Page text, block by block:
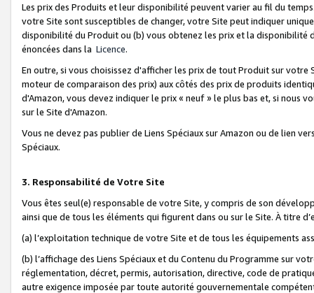
Les prix des Produits et leur disponibilité peuvent varier au fil du
votre Site sont susceptibles de changer, votre Site peut indiquer
disponibilité du Produit ou (b) vous obtenez les prix et la disponibilité
énoncées dans la Licence.
En outre, si vous choisissez d'afficher les prix de tout Produit sur
moteur de comparaison des prix) aux côtés des prix de produits
d'Amazon, vous devez indiquer le prix « neuf » le plus bas et, si nous
sur le Site d'Amazon.
Vous ne devez pas publier de Liens Spéciaux sur Amazon ou de lien
Spéciaux.
3. Responsabilité de Votre Site
Vous êtes seul(e) responsable de votre Site, y compris de son
ainsi que de tous les éléments qui figurent dans ou sur le Site. À titre
(a) l’exploitation technique de votre Site et de tous les équipements
(b) l’affichage des Liens Spéciaux et du Contenu du Programme sur
réglementation, décret, permis, autorisation, directive, code de
autre exigence imposée par toute autorité gouvernementale